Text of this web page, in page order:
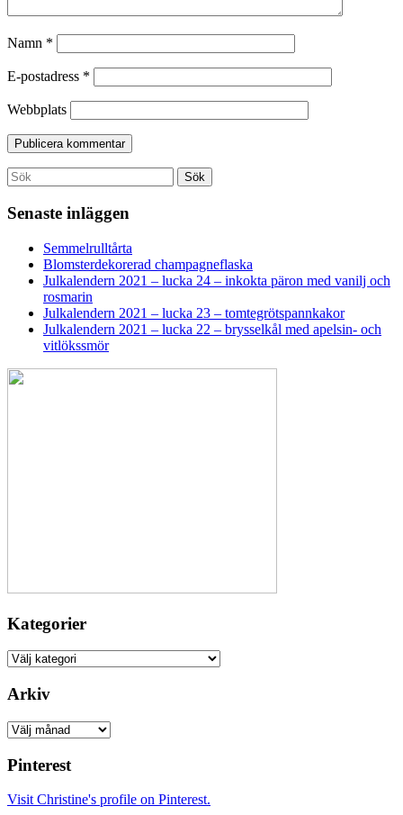
Namn *
E-postadress *
Webbplats
Search
for:
Sök
Senaste inläggen
Semmelrulltårta
Blomsterdekorerad champagneflaska
Julkalendern 2021 – lucka 24 – inkokta päron med vanilj och
rosmarin
Julkalendern 2021 – lucka 23 – tomtegrötspannkakor
Julkalendern 2021 – lucka 22 – brysselkål med apelsin- och
vitlökssmör
Kategorier
Kategorier
Arkiv
Arkiv
Pinterest
Visit Christine's profile on Pinterest.